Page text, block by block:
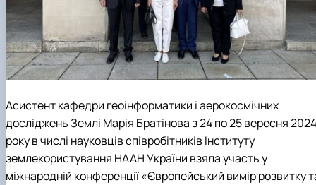
Асистент кафедри геоінформатики і аерокосмічних
досліджень Землі Марія Братіноваз 24 по 25 вересня 2024
року в числі науковців співробітників Інституту
землекористування НААН України взяла участь у
міжнародній конференції «Європейський вимір розвитку